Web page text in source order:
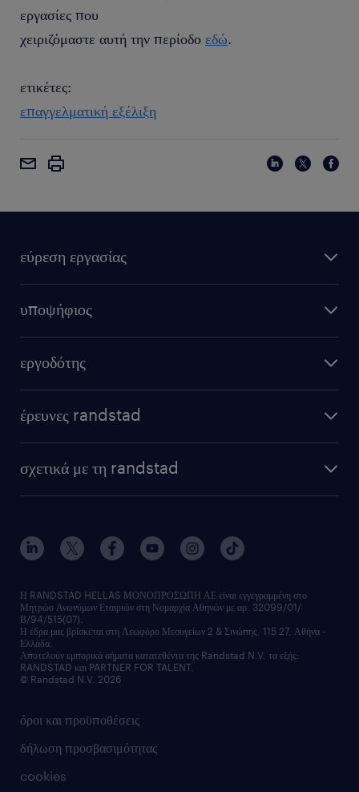
εργασίες που
χειριζόμαστε αυτή την περίοδο εδώ.
ετικέτες:
επαγγελματική εξέλιξη
εύρεση εργασίας
υποψήφιος
εργοδότης
έρευνες randstad
σχετικά με τη randstad
όροι και προϋποθέσεις
δήλωση προσβασιμότητας
cookies
Η RANDSTAD HELLAS ΜΟΝΟΠΡΟΣΩΠΗ ΑΕ είναι εγγεγραμμένη στο
Μητρώο Ανωνύμων Εταιριών στη Νομαρχία Αθηνών με αρ. 32099/01/
Β/94/515(07).
Η έδρα μας βρίσκεται στη Λεωφόρο Μεσογείων 2 & Σινώπης, 115 27, Αθήνα -
Ελλάδα.
Αποτελούν εμπορικά σήματα κατατεθέντα της Randstad N.V. τα εξής:
RANDSTAD και PARTNER FOR TALENT.
© Randstad N.V. 2026